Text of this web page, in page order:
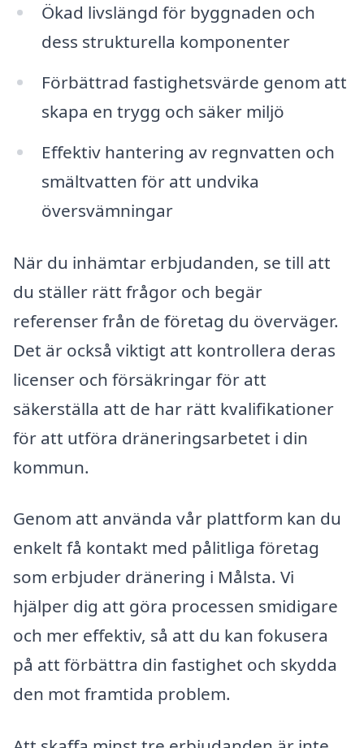
Ökad livslängd för byggnaden och
dess strukturella komponenter
Förbättrad fastighetsvärde genom att
skapa en trygg och säker miljö
Effektiv hantering av regnvatten och
smältvatten för att undvika
översvämningar
När du inhämtar erbjudanden, se till att
du ställer rätt frågor och begär
referenser från de företag du överväger.
Det är också viktigt att kontrollera deras
licenser och försäkringar för att
säkerställa att de har rätt kvalifikationer
för att utföra dräneringsarbetet i din
kommun.
Genom att använda vår plattform kan du
enkelt få kontakt med pålitliga företag
som erbjuder dränering i Målsta. Vi
hjälper dig att göra processen smidigare
och mer effektiv, så att du kan fokusera
på att förbättra din fastighet och skydda
den mot framtida problem.